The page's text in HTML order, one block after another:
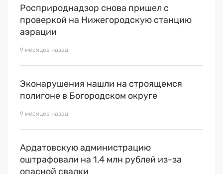
Росприроднадзор снова пришел с
проверкой на Нижегородскую станцию
аэрации
9 месяцев назад
Эконарушения нашли на строящемся
полигоне в Богородском округе
9 месяцев назад
Ардатовскую администрацию
оштрафовали на 1,4 млн рублей из-за
опасной свалки